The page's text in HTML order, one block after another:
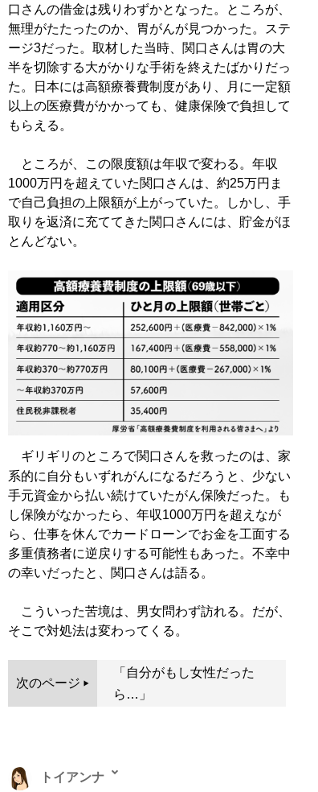
口さんの借金は残りわずかとなった。ところが、
無理がたたったのか、胃がんが見つかった。ステ
ージ3だった。取材した当時、関口さんは胃の大
半を切除する大がかりな手術を終えたばかりだっ
た。日本には高額療養費制度があり、月に一定額
以上の医療費がかかっても、健康保険で負担して
もらえる。
ところが、この限度額は年収で変わる。年収
1000万円を超えていた関口さんは、約25万円ま
で自己負担の上限額が上がっていた。しかし、手
取りを返済に充ててきた関口さんには、貯金がほ
とんどない。
ギリギリのところで関口さんを救ったのは、家
系的に自分もいずれがんになるだろうと、少ない
手元資金から払い続けていたがん保険だった。も
し保険がなかったら、年収1000万円を超えなが
ら、仕事を休んでカードローンでお金を工面する
多重債務者に逆戻りする可能性もあった。不幸中
の幸いだったと、関口さんは語る。
こういった苦境は、男女問わず訪れる。だが、
そこで対処法は変わってくる。
次のページ
「自分がもし女性だった
ら…」
トイアンナ